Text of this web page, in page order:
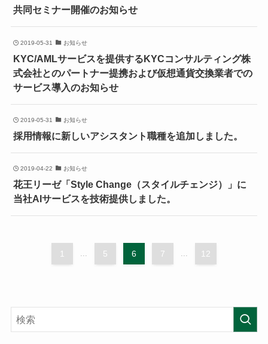
共同セミナー開催のお知らせ
2019-05-31 お知らせ
KYC/AMLサービスを提供するKYCコンサルティング株
式会社とのパートナー提携および仮想通貨交換業者での
サービス導入のお知らせ
2019-05-31 お知らせ
採用情報に新しいアシスタント職種を追加しました。
2019-04-22 お知らせ
花王リーゼ「Style Change（スタイルチェンジ）」に
当社AIサービスを技術提供しました。
1 ... 5 6 7 ... 12